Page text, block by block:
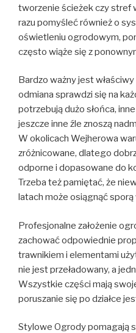
tworzenie ścieżek czy stref
razu pomyśleć również o
oświetleniu ogrodowym,
często wiąże się z
Bardzo ważny jest
odmiana sprawdzi się na
potrzebują dużo słońca,
jeszcze inne źle znoszą
W okolicach Wejherowa
zróżnicowane, dlatego
odporne i dopasowane do
Trzeba też pamiętać, że
latach może osiągnąć
Profesjonalne założenie
zachować odpowiednie
trawnikiem i elementami
nie jest przeładowany, a
Wszystkie części mają
poruszanie się po działce
Stylowe Ogrody pomagają